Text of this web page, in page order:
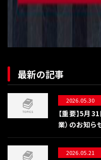
最新の記事
2026.05.30
【重要】5月
業）のお知ら
2026.05.21